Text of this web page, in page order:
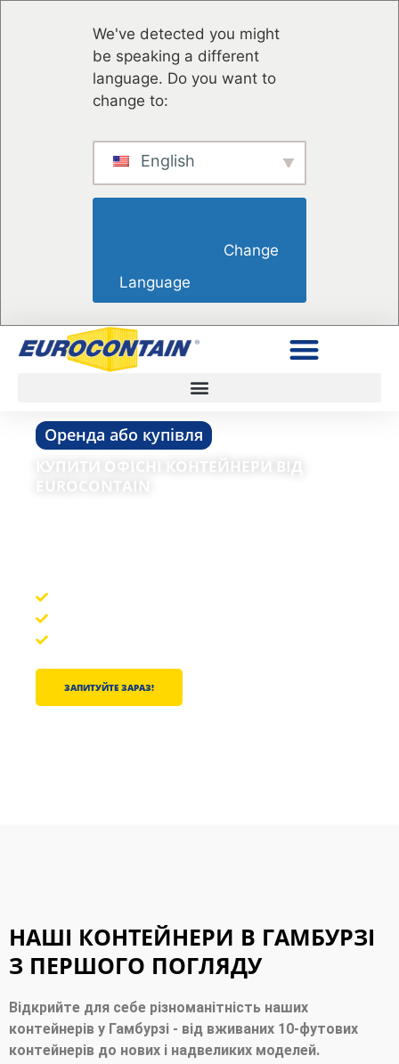
We've detected you might
be speaking a different
language. Do you want to
change to:
English
Language
Оренда або купівля
КУПИТИ ОФІСНІ КОНТЕЙНЕРИ ВІД
EUROCONTAIN
ЗАПИТУЙТЕ ЗАРАЗ!
НАШІ КОНТЕЙНЕРИ В ГАМБУРЗІ
З ПЕРШОГО ПОГЛЯДУ
Відкрийте для себе різноманітність наших
контейнерів у Гамбурзі - від вживаних 10-футових
контейнерів до нових і надвеликих моделей.